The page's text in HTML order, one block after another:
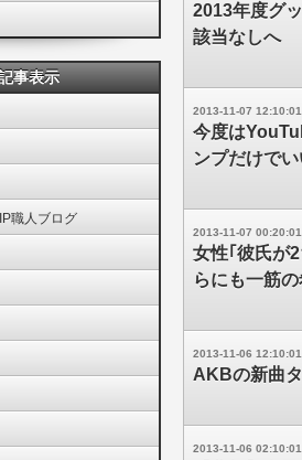
2013年度グ
該当なしへ
2013-11-07 12:10:01
今度は
ンプだけで
2013-11-07 00:20:01
女性｢彼氏が
らにも一筋
2013-11-06 12:10:01
AKBの新曲
2013-11-06 02:10:01
事表示
職人ブログ